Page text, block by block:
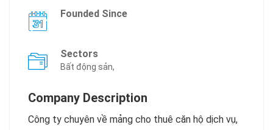
Founded Since
Sectors
Bất động sản,
Company Description
Công ty chuyên về mảng cho thuê căn hộ dịch vụ,